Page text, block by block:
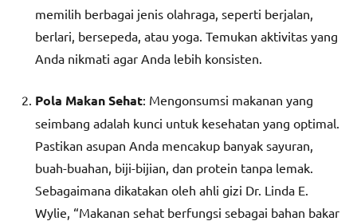
memilih berbagai jenis olahraga, seperti berjalan,
berlari, bersepeda, atau yoga. Temukan aktivitas yang
Anda nikmati agar Anda lebih konsisten.
Pola Makan Sehat: Mengonsumsi makanan yang
seimbang adalah kunci untuk kesehatan yang optimal.
Pastikan asupan Anda mencakup banyak sayuran,
buah-buahan, biji-bijian, dan protein tanpa lemak.
Sebagaimana dikatakan oleh ahli gizi Dr. Linda E.
Wylie, “Makanan sehat berfungsi sebagai bahan bakar